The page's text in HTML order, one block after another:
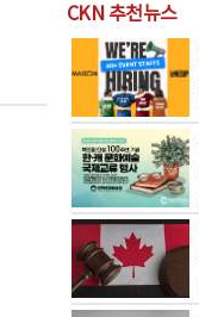
CKN 추천뉴스